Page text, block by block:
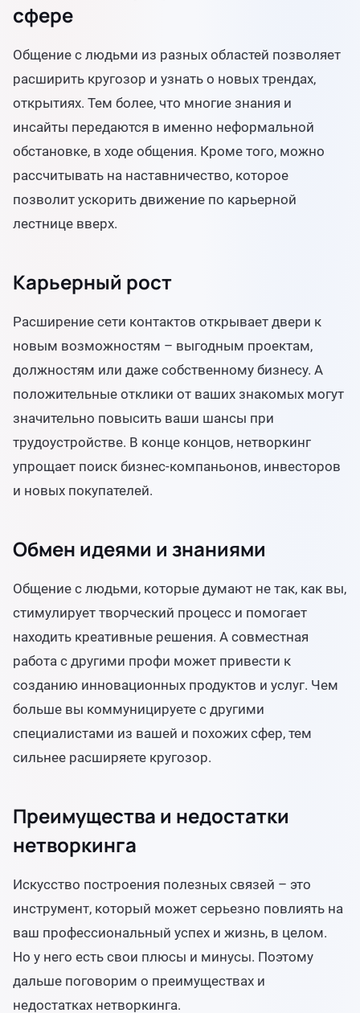
сфере
Общение с людьми из разных областей позволяет
расширить кругозор и узнать о новых трендах,
открытиях. Тем более, что многие знания и
инсайты передаются в именно неформальной
обстановке, в ходе общения. Кроме того, можно
рассчитывать на наставничество, которое
позволит ускорить движение по карьерной
лестнице вверх.
Карьерный рост
Расширение сети контактов открывает двери к
новым возможностям – выгодным проектам,
должностям или даже собственному бизнесу. А
положительные отклики от ваших знакомых могут
значительно повысить ваши шансы при
трудоустройстве. В конце концов, нетворкинг
упрощает поиск бизнес-компаньонов, инвесторов
и новых покупателей.
Обмен идеями и знаниями
Общение с людьми, которые думают не так, как вы,
стимулирует творческий процесс и помогает
находить креативные решения. А совместная
работа с другими профи может привести к
созданию инновационных продуктов и услуг. Чем
больше вы коммуницируете с другими
специалистами из вашей и похожих сфер, тем
сильнее расширяете кругозор.
Преимущества и недостатки
нетворкинга
Искусство построения полезных связей – это
инструмент, который может серьезно повлиять на
ваш профессиональный успех и жизнь, в целом.
Но у него есть свои плюсы и минусы. Поэтому
дальше поговорим о преимуществах и
недостатках нетворкинга.